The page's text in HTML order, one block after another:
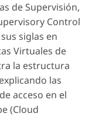
de Supervisión,
Control
siglas en
Virtuales de
la estructura
las
acceso en el
(Cloud